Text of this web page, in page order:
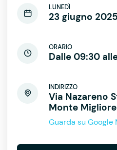
LUNEDÌ
23 giugno 2025
ORARIO
Dalle 09:30
INDIRIZZO
Via Nazareno
Monte
Guarda su Google